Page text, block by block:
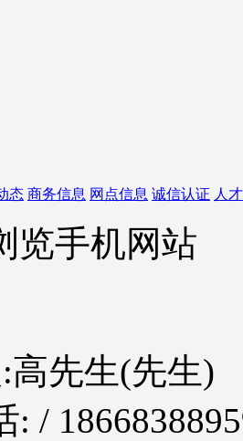
态 商务信息 网点信息 诚信认证 人
览手机网站
高先生(先生)
: /